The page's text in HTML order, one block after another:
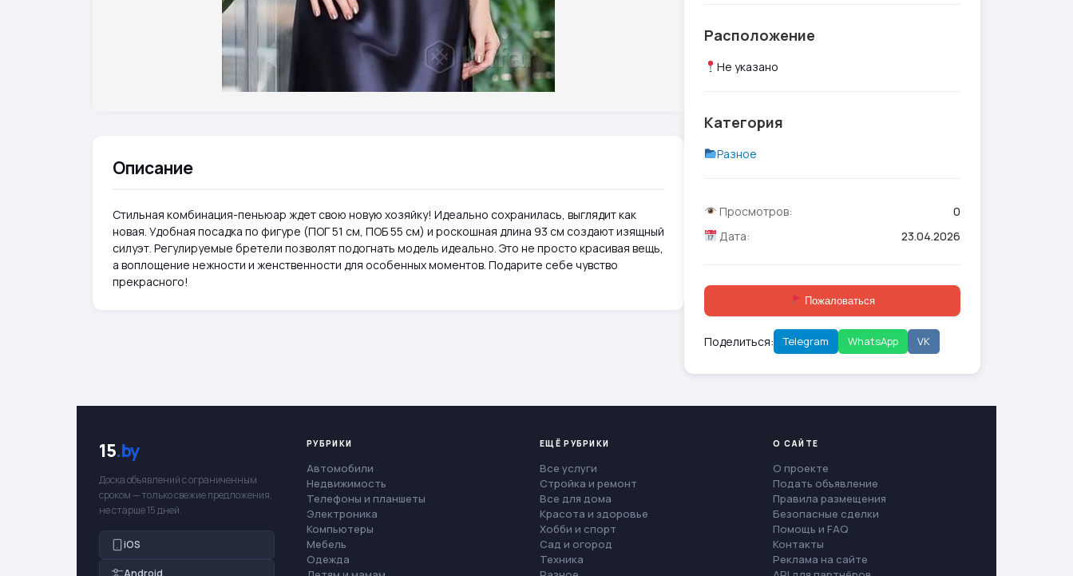
Описание
Стильная комбинация-пеньюар ждет свою новую хозяйку! Идеально сохранилась, выглядит как
новая. Удобная посадка по фигуре (ПОГ 51 см, ПОБ 55 см) и роскошная длина 93 см создают изящный
силуэт. Регулируемые бретели позволят подогнать модель идеально. Это не просто красивая вещь,
а воплощение нежности и женственности для особенных моментов. Подарите себе чувство
прекрасного!
Расположение
Не указано
Категория
Разное
Просмотров:
0
Дата:
23.04.2026
Пожаловаться
Поделиться: Telegram WhatsApp VK
15.by
Доска объявлений с ограниченным
сроком — только свежие предложения,
не старше 15 дней.
iOS
Android
РУБРИКИ
Автомобили
Недвижимость
Телефоны и планшеты
Электроника
Компьютеры
Мебель
Одежда
ЕЩЁ РУБРИКИ
Все услуги
Стройка и ремонт
Все для дома
Красота и здоровье
Хобби и спорт
Сад и огород
Техника
О САЙТЕ
О проекте
Подать объявление
Правила размещения
Безопасные сделки
Помощь и FAQ
Контакты
Реклама на сайте